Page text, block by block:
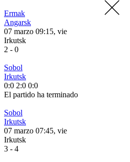
Ermak
Angarsk
07 marzo 09:15, vie
Irkutsk
2 - 0
Sobol
Irkutsk
0:0 2:0 0:0
El partido ha terminado
Sobol
Irkutsk
07 marzo 07:45, vie
Irkutsk
3 - 4